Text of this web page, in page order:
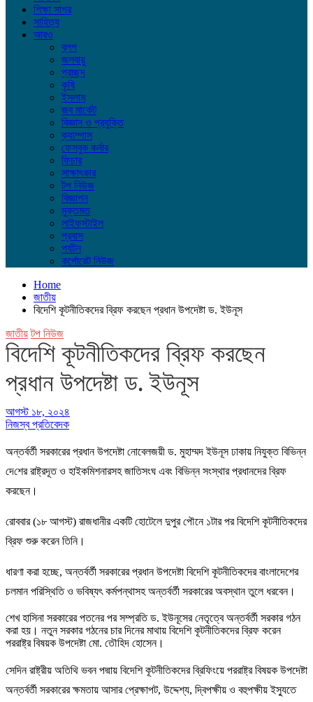
শিক্ষা সাগর
সাহিত্য
আরও
ব্লগ
জলবায়ু
প্রচ্ছদ
কৃষি
ইসলাম
জব মার্কেট
বিজ্ঞান ও প্রযুক্তি
ক্যাম্পাস
ফেসবুক কর্নার
ফিচার
সাক্ষাৎকার
টপ নিউজ
বিজ্ঞাপন
মুক্তমত
লাইফস্টাইল
প্রবাস
পর্যটন
কর্পোরেট নিউজ
Home
জাতীয়
বিদেশি কূটনীতিকদের ব্রিফ করছেন প্রধান উপদেষ্টা ড. ইউনূস
জাতীয় টপ নিউজ
বিদেশি কূটনীতিকদের ব্রিফ করছেন
প্রধান উপদেষ্টা ড. ইউনূস
আগস্ট ১৮, ২০২৪
নিজস্ব প্রতিবেদক
অন্তর্বর্তী সরকারের প্রধান উপদেষ্টা নোবেলজয়ী ড. মুহাম্মদ ইউনূস ঢাকায় নিযুক্ত বি‌ভিন্ন
দে‌শের রাষ্ট্রদূত ও হাইক‌মিশনারসহ জা‌তিসংঘ এবং বি‌ভিন্ন সংস্থার প্রধানদের ব্রিফ
করছেন।
রোববার (১৮ আগস্ট) রাজধানীর একটি হোটেলে দুপুর পৌনে ১টার পর বিদেশি কূটনীতিকদের
ব্রিফ শুরু করেন তিনি।
ধারণা করা হচ্ছে, অন্তর্বর্তী সরকারের প্রধান উপদেষ্টা বিদেশি কূটনীতিকদের বাংলাদেশের
চলমান পরিস্থিতি ও ভবিষ্যৎ কর্মপন্থাসহ অন্তর্বর্তী সরকারের অবস্থান তুলে ধরবেন।
শেখ হাসিনা সরকারের পতনের পর সম্প্রতি ড. ইউনূসের নেতৃত্বে অন্তর্বর্তী সরকার গঠন
করা হয়। নতুন সরকার গঠনের চার দিনের মাথায় বিদেশি কূটনীতিকদের ব্রিফ করেন
পররাষ্ট্র বিষয়ক উপদেষ্টা মো. তৌহিদ হোসেন।
সেদিন রাষ্ট্রীয় অতিথি ভবন পদ্মায় বিদেশি কূটনীতিকদের ব্রিফিংয়ে পররাষ্ট্র বিষয়ক উপদেষ্টা
অন্তর্বর্তী সরকারের ক্ষমতায় আসার প্রেক্ষাপট, উদ্দেশ্য, দ্বিপক্ষীয় ও বহুপক্ষীয় ইস্যুতে